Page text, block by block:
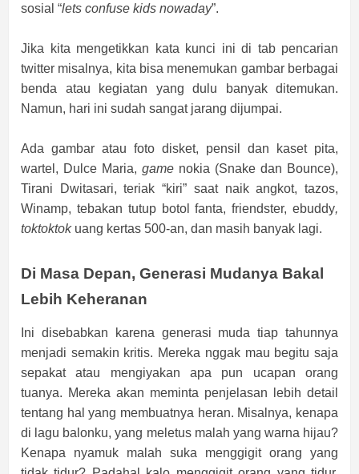
sosial “lets confuse kids nowaday”.
Jika kita mengetikkan kata kunci ini di tab pencarian
twitter misalnya, kita bisa menemukan gambar berbagai
benda atau kegiatan yang dulu banyak ditemukan.
Namun, hari ini sudah sangat jarang dijumpai.
Ada gambar atau foto disket, pensil dan kaset pita,
wartel, Dulce Maria, game nokia (Snake dan Bounce),
Tirani Dwitasari, teriak “kiri” saat naik angkot, tazos,
Winamp, tebakan tutup botol fanta, friendster, ebuddy,
toktoktokuang kertas 500-an, dan masih banyak lagi.
Di Masa Depan, Generasi Mudanya Bakal
Lebih Keheranan
Ini disebabkan karena generasi muda tiap tahunnya
menjadi semakin kritis. Mereka nggak mau begitu saja
sepakat atau mengiyakan apa pun ucapan orang
tuanya. Mereka akan meminta penjelasan lebih detail
tentang hal yang membuatnya heran. Misalnya, kenapa
di lagu balonku, yang meletus malah yang warna hijau?
Kenapa nyamuk malah suka menggigit orang yang